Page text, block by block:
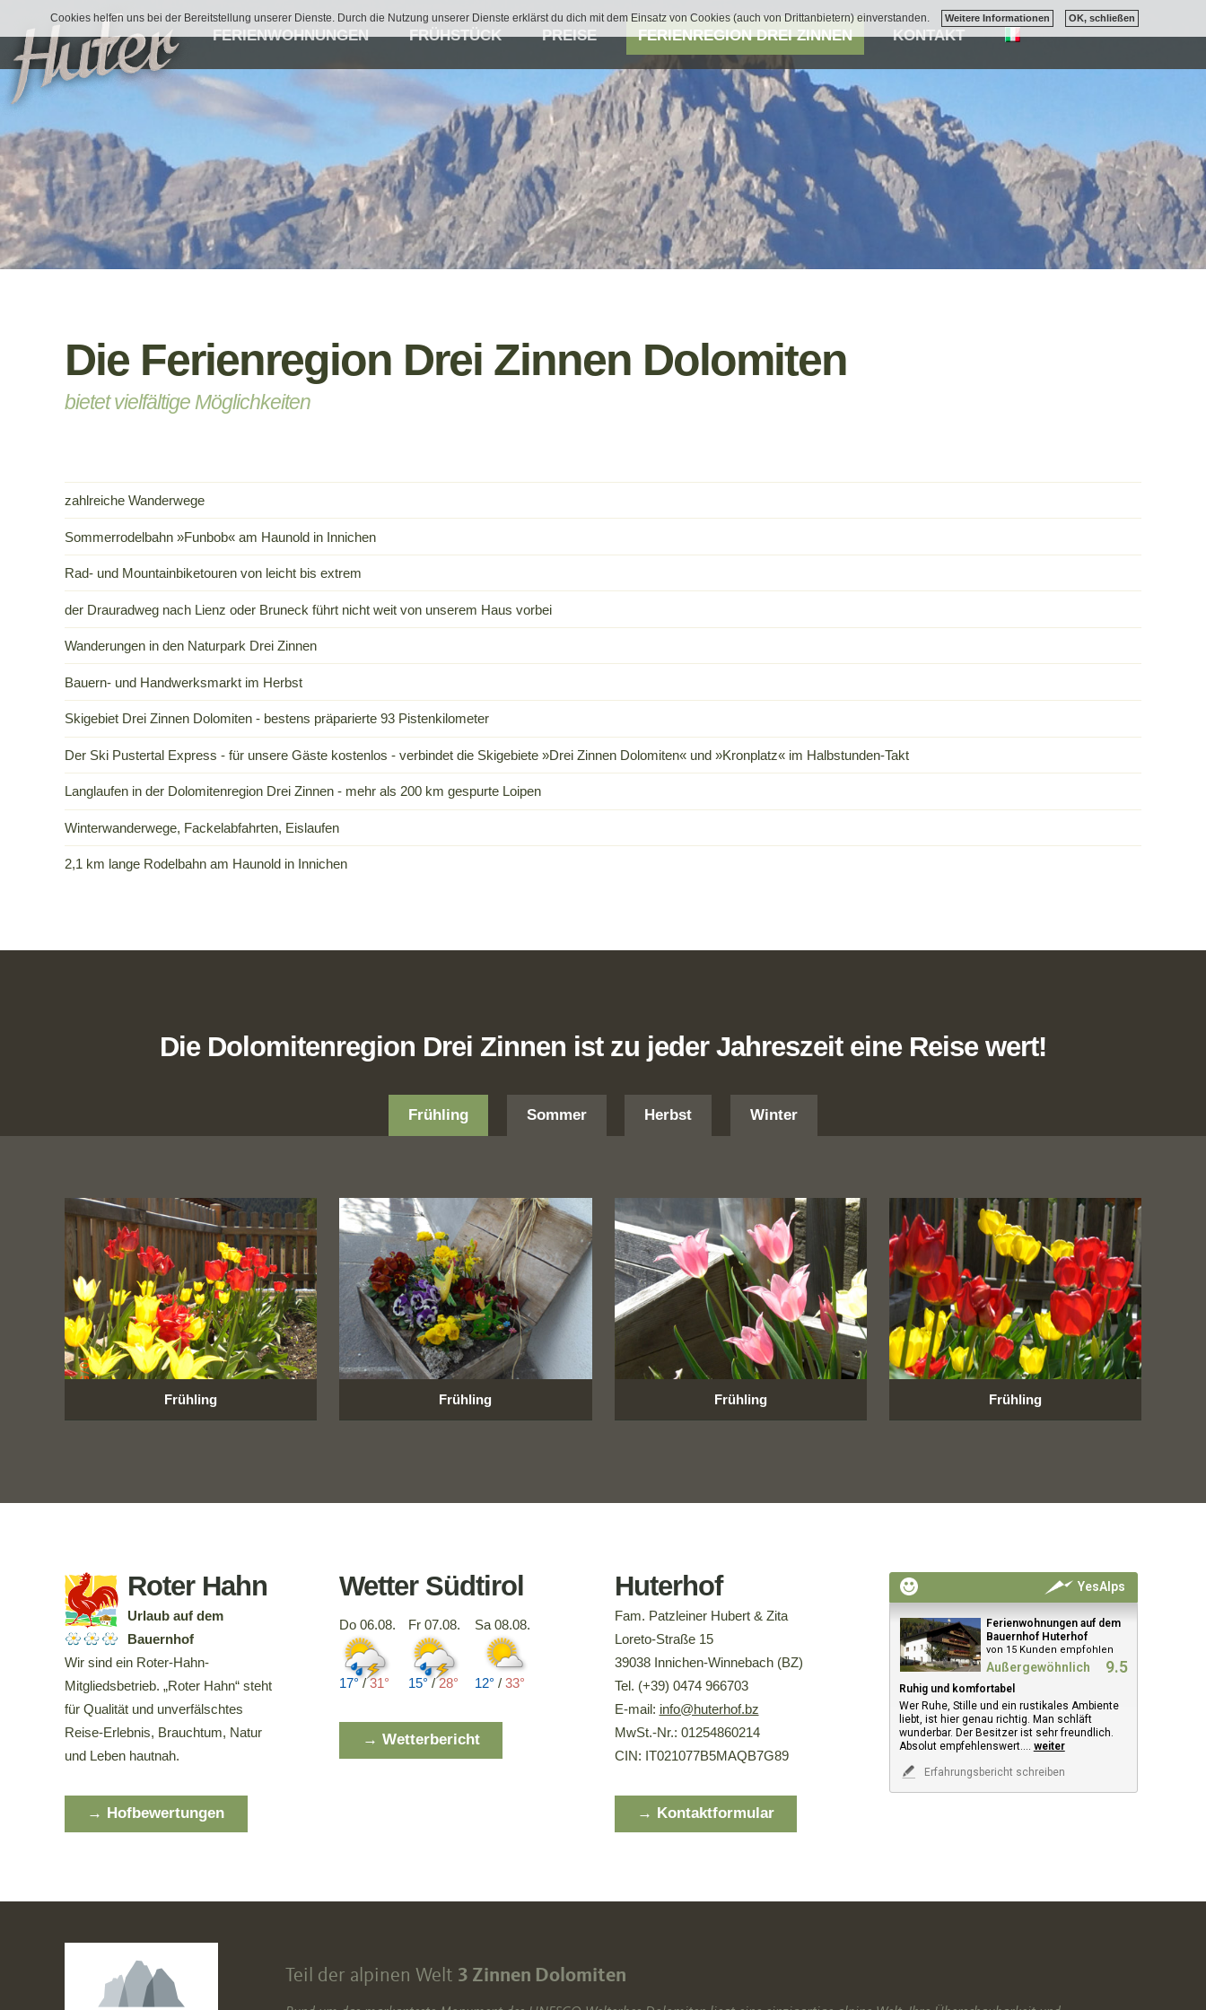
Cookies helfen uns bei der Bereitstellung unserer Dienste. Durch die Nutzung unserer Dienste erklärst du dich mit dem Einsatz von Cookies (auch von Drittanbietern) einverstanden. Weitere Informationen OK, schließen
FERIENWOHNUNGEN FRÜHSTÜCK PREISE FERIENREGION DREI ZINNEN KONTAKT
Die Ferienregion Drei Zinnen Dolomiten
bietet vielfältige Möglichkeiten
zahlreiche Wanderwege
Sommerrodelbahn »Funbob« am Haunold in Innichen
Rad- und Mountainbiketouren von leicht bis extrem
der Drauradweg nach Lienz oder Bruneck führt nicht weit von unserem Haus vorbei
Wanderungen in den Naturpark Drei Zinnen
Bauern- und Handwerksmarkt im Herbst
Skigebiet Drei Zinnen Dolomiten - bestens präparierte 93 Pistenkilometer
Der Ski Pustertal Express - für unsere Gäste kostenlos - verbindet die Skigebiete »Drei Zinnen Dolomiten« und »Kronplatz« im Halbstunden-Takt
Langlaufen in der Dolomitenregion Drei Zinnen - mehr als 200 km gespurte Loipen
Winterwanderwege, Fackelabfahrten, Eislaufen
2,1 km lange Rodelbahn am Haunold in Innichen
Die Dolomitenregion Drei Zinnen ist zu jeder Jahreszeit eine Reise wert!
Frühling Sommer Herbst Winter
Frühling Frühling Frühling Frühling
Roter Hahn
Urlaub auf dem
Bauernhof
Wir sind ein Roter-Hahn-
Mitgliedsbetrieb. „Roter Hahn“ steht
für Qualität und unverfälschtes
Reise-Erlebnis, Brauchtum, Natur
und Leben hautnah.
→ Hofbewertungen
Wetter Südtirol
Do 06.08.
17°/31°
Fr 07.08.
15°/28°
Sa 08.08.
12° /33°
→ Wetterbericht
Huterhof
Fam. Patzleiner Hubert & Zita
Loreto-Straße 15
39038 Innichen-Winnebach (BZ)
Tel. (+39) 0474 966703
E-mail: info@huterhof.bz
MwSt.-Nr.: 01254860214
CIN: IT021077B5MAQB7G89
→ Kontaktformular
YesAlps
Ferienwohnungen auf dem
Bauernhof Huterhof
von 15 Kunden empfohlen
Außergewöhnlich 9.5
Ruhig und komfortabel
Wer Ruhe, Stille und ein rustikales Ambiente
liebt, ist hier genau richtig. Man schläft
wunderbar. Der Besitzer ist sehr freundlich.
Absolut empfehlenswert.... weiter
Erfahrungsbericht schreiben
Teil der alpinen Welt 3 Zinnen Dolomiten